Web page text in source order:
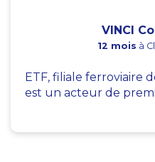
VINCI
12 mois à
ETF, filiale ferroviaire
est un acteur de